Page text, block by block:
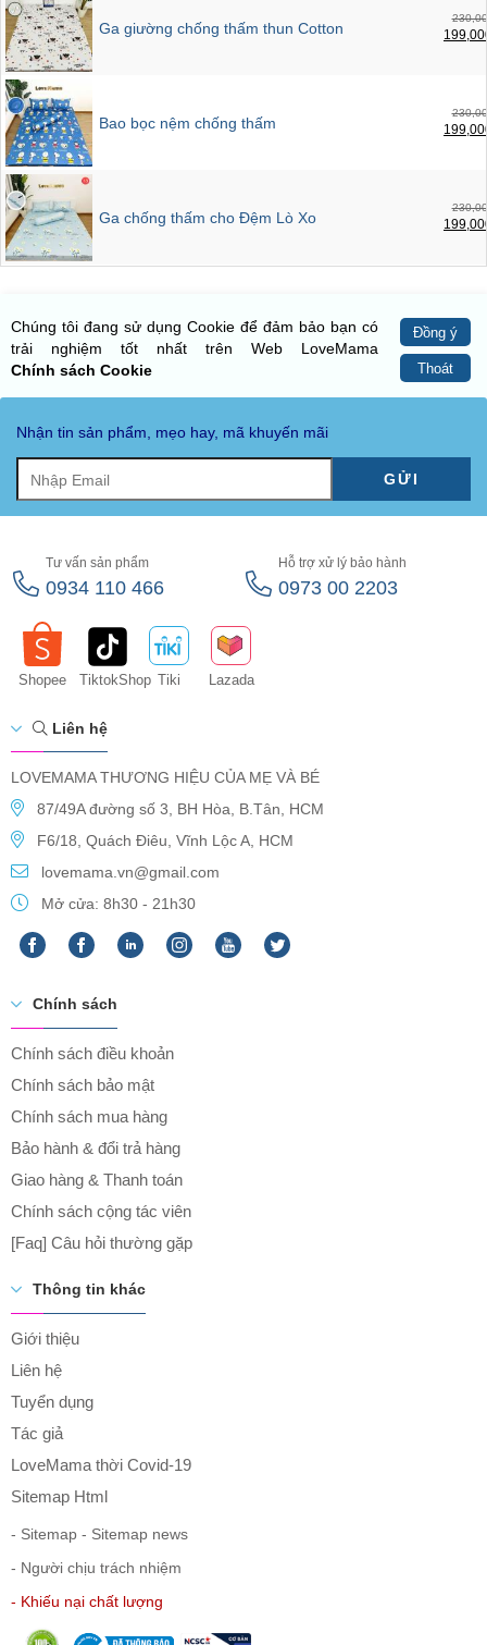
Ga giường chống thấm thun Cotton
Bao bọc nệm chống thấm
Ga chống thấm cho Đệm Lò Xo
Chúng tôi đang sử dụng Cookie để đảm bảo bạn có
trải nghiệm tốt nhất trên Web LoveMama
Chính sách Cookie
Đồng ý
Thoát
Nhận tin sản phẩm, mẹo hay, mã khuyến mãi
GỬI
Tư vấn sản phẩm
0934 110 466
Hỗ trợ xử lý bảo hành
0973 00 2203
Shopee TiktokShop Tiki Lazada
Liên hệ
LOVEMAMA THƯƠNG HIỆU CỦA MẸ VÀ BÉ
87/49A đường số 3, BH Hòa, B.Tân, HCM
F6/18, Quách Điêu, Vĩnh Lộc A, HCM
lovemama.vn@gmail.com
Mở cửa: 8h30 - 21h30
Chính sách
Chính sách điều khoản
Chính sách bảo mật
Chính sách mua hàng
Bảo hành & đổi trả hàng
Giao hàng & Thanh toán
Chính sách cộng tác viên
[Faq] Câu hỏi thường gặp
Thông tin khác
Giới thiệu
Liên hệ
Tuyển dụng
Tác giả
LoveMama thời Covid-19
Sitemap Html
- Sitemap - Sitemap news
- Người chịu trách nhiệm
- Khiếu nại chất lượng